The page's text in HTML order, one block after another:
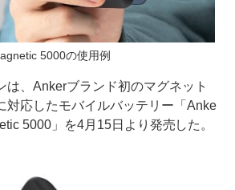
5000の使用例
は、Ankerブランド初のマグネット
対応したモバイルバッテリー「Anke
5000」を4月15日より発売した。